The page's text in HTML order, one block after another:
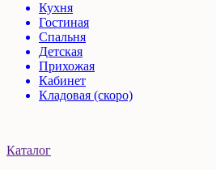
Кухня
Гостиная
Спальня
Детская
Прихожая
Кабинет
Кладовая (скоро)
Каталог